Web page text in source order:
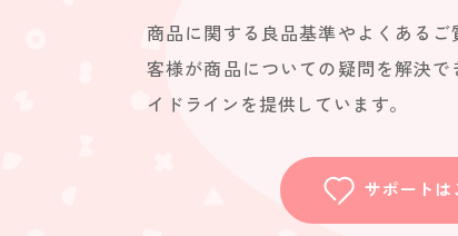
商品に関する良品基準やよくある
客様が商品についての疑問を解決
イドラインを提供しています。
サポートは